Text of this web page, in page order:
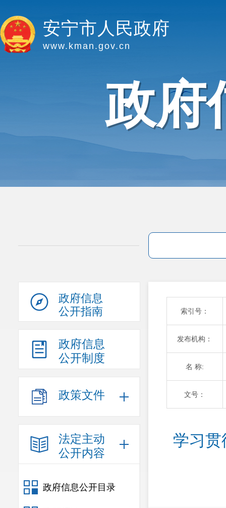
安宁市人民政府
www.kman.gov.cn
政府
政府信息
公开指南
政府信息
公开制度
政策文件
法定主动
公开内容
政府信息公开目录
索引号：
发布机构：
名 称:
文号：
学习